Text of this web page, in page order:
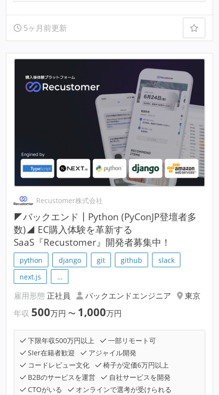
5ヶ月前更新
Recustomer株式会社
◤バックエンド┃Python (PyConJP登壇者多
数)◢ EC購入体験を革新する
SaaS『Recustomer』開発者募集中！
python django git github
slack
next.js
…
雇用形態 正社員 バックエンドエンジニア
東京
年収 500万円 〜 1,000万円
下限年収500万円以上
一部リモート可
SIer在籍者歓迎
アジャイル開発
コードレビュー文化
椅子が定価6万円以上
B2Bのサービスを運営
自社サービスを開発
CTOがいる
オンラインで選考が受けられる